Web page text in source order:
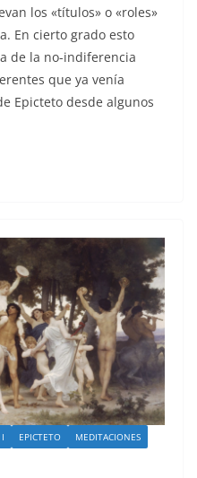
los «títulos» o «roles»
En cierto grado esto
de la no-indiferencia
que ya venía
Epicteto desde algunos
EPICTETO MEDITACIONES